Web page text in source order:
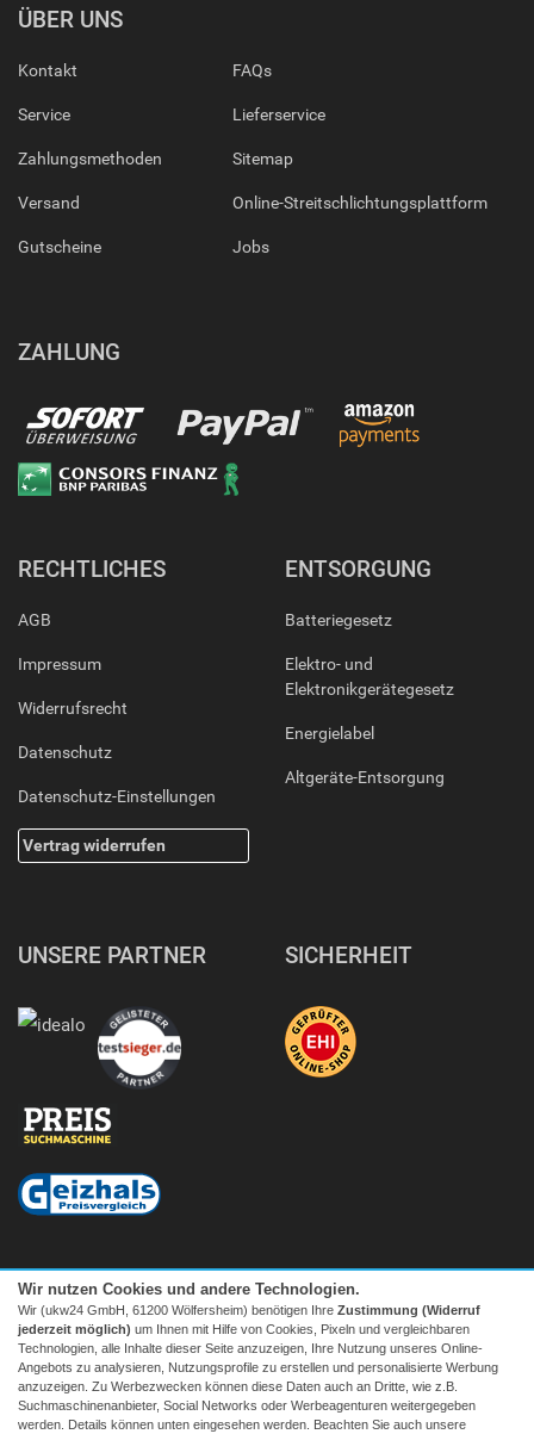
ÜBER UNS
Kontakt
Service
Zahlungsmethoden
Versand
Gutscheine
FAQs
Lieferservice
Sitemap
Online-Streitschlichtungsplattform
Jobs
ZAHLUNG
RECHTLICHES
AGB
Impressum
Widerrufsrecht
Datenschutz
Datenschutz-Einstellungen
Vertrag widerrufen
ENTSORGUNG
Batteriegesetz
Elektro- und
Elektronikgerätegesetz
Energielabel
Altgeräte-Entsorgung
UNSERE PARTNER SICHERHEIT
Facebook| twitter
Wir nutzen Cookies und andere Technologien.
Wir (ukw24 GmbH, 61200 Wölfersheim) benötigen Ihre Zustimmung (Widerruf
jederzeit möglich) um Ihnen mit Hilfe von Cookies, Pixeln und vergleichbaren
Technologien, alle Inhalte dieser Seite anzuzeigen, Ihre Nutzung unseres Online-
Angebots zu analysieren, Nutzungsprofile zu erstellen und personalisierte Werbung
anzuzeigen. Zu Werbezwecken können diese Daten auch an Dritte, wie z.B.
Suchmaschinenanbieter, Social Networks oder Werbeagenturen weitergegeben
werden. Details können unten eingesehen werden. Beachten Sie auch unsere